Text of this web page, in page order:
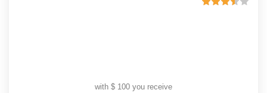
with $ 100 you receive